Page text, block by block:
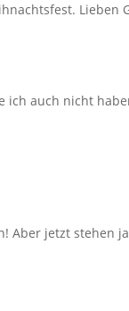
Lieben
ich auch nicht
Aber jetzt stehen